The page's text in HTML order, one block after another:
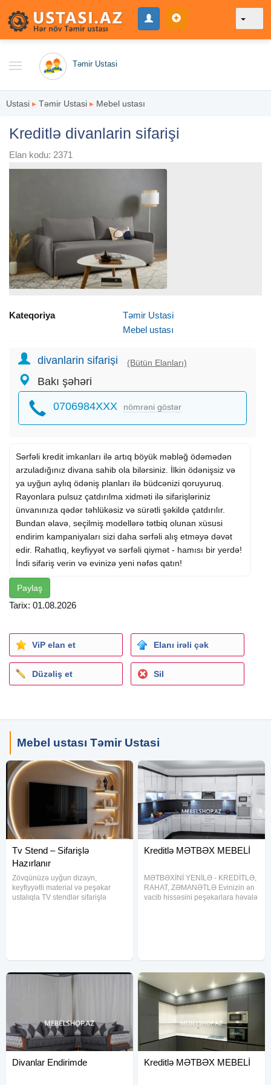
Təmir Ustasi
Ustasi ▸ Təmir Ustasi ▸ Mebel ustası
Kreditlə divanlarin sifarişi
Elan kodu: 2371
Kateqoriya
Təmir Ustasi
Mebel ustası
divanlarin sifarişi (Bütün Elanları)
Bakı şəhəri
0706984XXX nömrəni göstər
Sərfəli kredit imkanları ilə artıq böyük məbləğ ödəmədən
arzuladığınız divana sahib ola bilərsiniz. İlkin ödənişsiz və
ya uyğun aylıq ödəniş planları ilə büdcənizi qoruyuruq.
Rayonlara pulsuz çatdırılma xidməti ilə sifarişləriniz
ünvanınıza qədər təhlükəsiz və sürətli şəkildə çatdırılır.
Bundan əlavə, seçilmiş modellərə tətbiq olunan xüsusi
endirim kampaniyaları sizi daha sərfəli alış etməyə dəvət
edir. Rahatlıq, keyfiyyət və sərfəli qiymət - hamısı bir yerdə!
İndi sifariş verin və evinizə yeni nəfəs qatın!
Paylaş
Tarix: 01.08.2026
ViP elan et Elanı irəli çək
Düzəliş et Sil
Mebel ustası Təmir Ustasi
Tv Stend – Sifarişlə
Hazırlanır
Zövqünüzə uyğun dizayn,
keyfiyyətli material və peşəkar
ustalıqla TV stendlər sifarişlə
Kreditlə MƏTBƏX MEBELİ
MƏTBƏXİNİ YENİLƏ - KREDİTLƏ,
RAHAT, ZƏMANƏTLƏ Evinizin ən
vacib hissəsini peşəkarlara həvalə
Divanlar Endirimde Kreditlə MƏTBƏX MEBELİ